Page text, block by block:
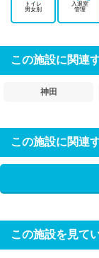
トイレ
男女別
入退室
管理
この施設に関連
神田
この施設に関連
この施設を見て